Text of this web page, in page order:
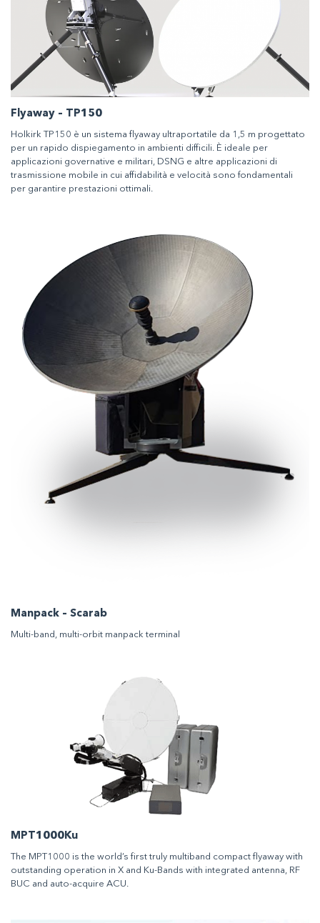
Flyaway – TP150
Holkirk TP150 è un sistema flyaway ultraportatile da 1,5 m progettato
per un rapido dispiegamento in ambienti difficili. È ideale per
applicazioni governative e militari, DSNG e altre applicazioni di
trasmissione mobile in cui affidabilità e velocità sono fondamentali
per garantire prestazioni ottimali.
Manpack – Scarab
Multi-band, multi-orbit manpack terminal
MPT1000Ku
The MPT1000 is the world’s first truly multiband compact flyaway with
outstanding operation in X and Ku-Bands with integrated antenna, RF
BUC and auto-acquire ACU.